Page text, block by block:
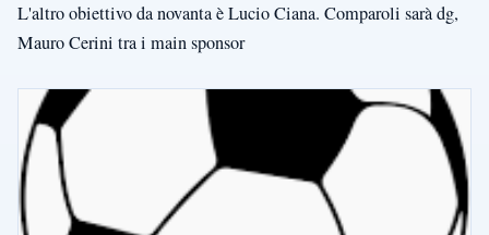
L'altro obiettivo da novanta è Lucio Ciana. Comparoli sarà dg,
Mauro Cerini tra i main sponsor